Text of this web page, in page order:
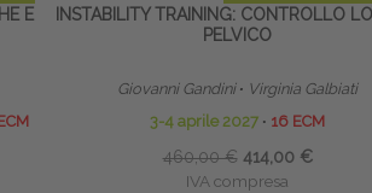
E
INSTABILITY TRAINING: CONTROLLO
PELVICO
Giovanni Gandini ∙ Virginia Galbiati
3-4 aprile 2027 ∙ 16 ECM
460,00 € 414,00 €
IVA compresa